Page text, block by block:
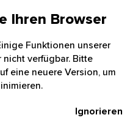
Ihren Browser
Funktionen unserer
verfügbar. Bitte
eine neuere Version, um
Ignorieren